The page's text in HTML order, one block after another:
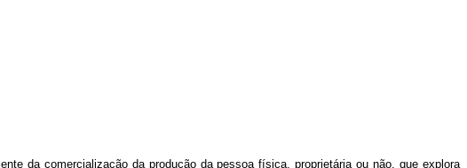
da comercialização da produção da pessoa física, proprietária ou não, que explora